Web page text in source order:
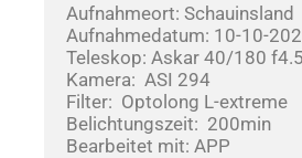
Aufnahmeort: Schauinsland
Aufnahmedatum: 10-10-
Teleskop: Askar 40/180 f4.5
Kamera:  ASI 294
Filter:  Optolong L-extreme
Belichtungszeit:  200min
Bearbeitet mit: APP